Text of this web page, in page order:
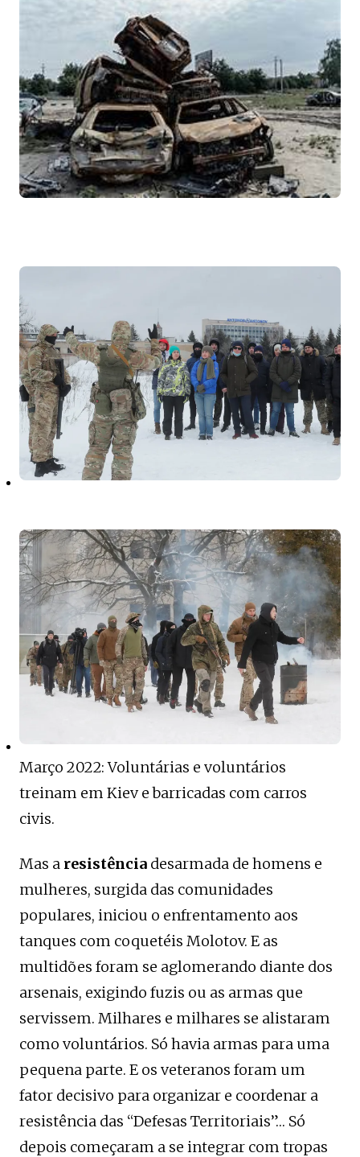
Março 2022: Voluntárias e voluntários
treinam em Kiev e barricadas com carros
civis.
Mas a resistência desarmada de homens e
mulheres, surgida das comunidades
populares, iniciou o enfrentamento aos
tanques com coquetéis Molotov. E as
multidões foram se aglomerando diante dos
arsenais, exigindo fuzis ou as armas que
servissem. Milhares e milhares se alistaram
como voluntários. Só havia armas para uma
pequena parte. E os veteranos foram um
fator decisivo para organizar e coordenar a
resistência das “Defesas Territoriais”… Só
depois começaram a se integrar com tropas